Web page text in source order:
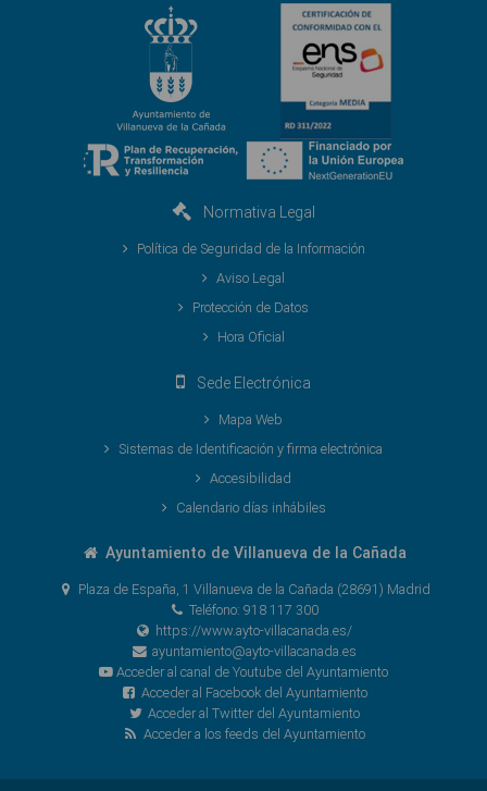
Normativa Legal
Política de Seguridad de la Información
Aviso Legal
Protección de Datos
Hora Oficial
Sede Electrónica
Mapa Web
Sistemas de Identificación y firma electrónica
Accesibilidad
Calendario días inhábiles
Ayuntamiento de Villanueva de la Cañada
Plaza de España, 1 Villanueva de la Cañada (28691) Madrid
Teléfono: 918 117 300
https://www.ayto-villacanada.es/
ayuntamiento@ayto-villacanada.es
Acceder al canal de Youtube del Ayuntamiento
Acceder al Facebook del Ayuntamiento
Acceder al Twitter del Ayuntamiento
Acceder a los feeds del Ayuntamiento